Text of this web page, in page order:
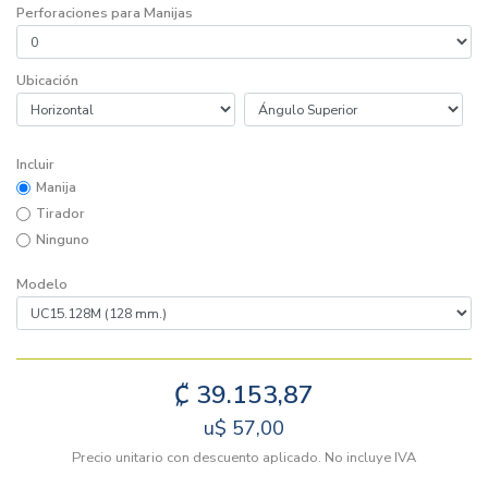
Perforaciones para Manijas
Ubicación
Incluir
Manija
Tirador
Ninguno
Modelo
₡ 39.153,87
u$ 57,00
Precio unitario con descuento aplicado. No incluye IVA